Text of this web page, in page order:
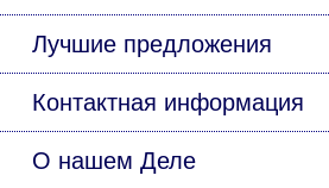
Лучшие предложения
Контактная информация
О нашем Деле